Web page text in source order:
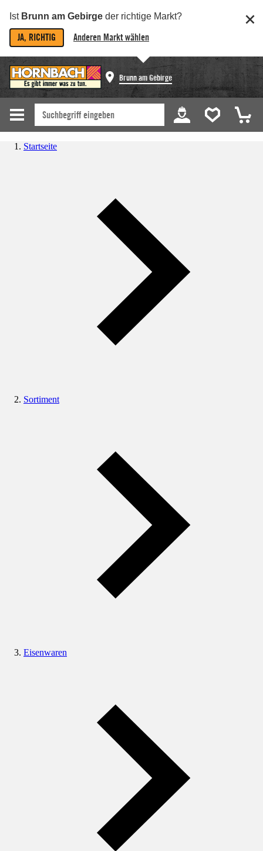
Ist Brunn am Gebirge der richtige Markt?
JA, RICHTIG Anderen Markt wählen
Brunn am Gebirge
Startseite
Sortiment
Eisenwaren